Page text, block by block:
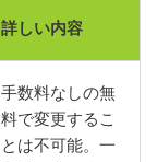
詳しい内容
手数料なしの無
料で変更するこ
とは不可能。一